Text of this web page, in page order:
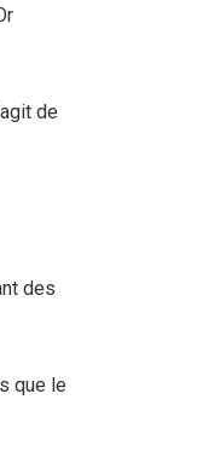
de
des
que le